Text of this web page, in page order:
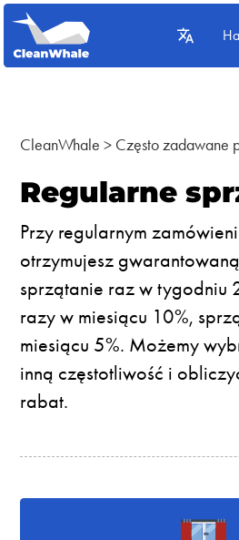
CleanWhale > Często zadawane
Regularne
Przy regularnym
otrzymujesz
sprzątanie raz w tygodniu
razy w miesiącu 10%,
miesiącu 5%. Możemy
inną częstotliwość i
rabat.